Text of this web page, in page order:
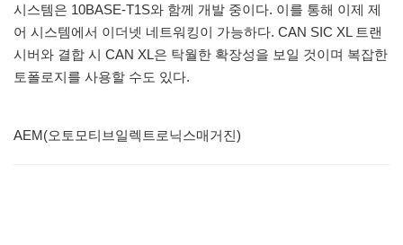
시스템은 10BASE-T1S와 함께 개발 중이다. 이를 통해 이제 제
어 시스템에서 이더넷 네트워킹이 가능하다. CAN SIC XL 트랜
시버와 결합 시 CAN XL은 탁월한 확장성을 보일 것이며 복잡한
토폴로지를 사용할 수도 있다.
AEM(오토모티브일렉트로닉스매거진)